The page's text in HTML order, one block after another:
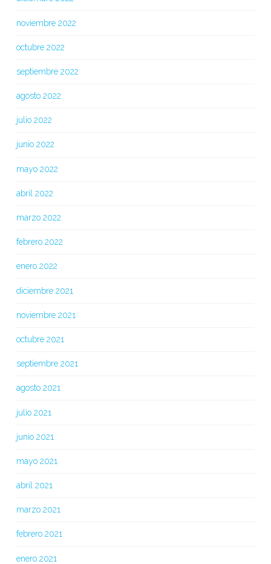
noviembre 2022
octubre 2022
septiembre 2022
agosto 2022
julio 2022
junio 2022
mayo 2022
abril 2022
marzo 2022
febrero 2022
enero 2022
diciembre 2021
noviembre 2021
octubre 2021
septiembre 2021
agosto 2021
julio 2021
junio 2021
mayo 2021
abril 2021
marzo 2021
febrero 2021
enero 2021